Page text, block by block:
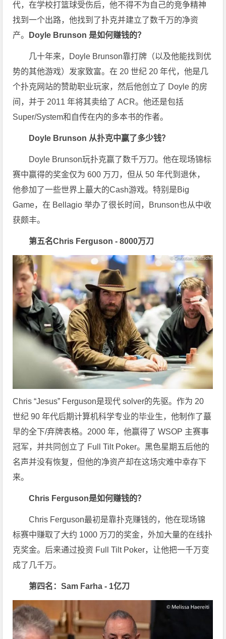
代，在学校打篮球受伤后，他不得不为自己的竞争精神
找到一个出路，他找到了扑克并建立了数千万的净资
产。
Doyle Brunson 是如何赚钱的？
几十年来，Doyle Brunson靠打牌（以及他能找到优
势的其他游戏）发家致富。在 20 世纪 20 年代，他是几
个扑克网站的赞助职业玩家，然后他创立了 Doyle 的房
间，并于 2011 年将其卖给了 ACR。他还是包括
Super/System和自传在内的多本书的作者。
Doyle Brunson 从扑克中赢了多少钱？
Doyle Brunson玩扑克赢了数千万刀。他在现场锦标
赛中赢得的奖金仅为 600 万刀，但从 50 年代到退休，
他参加了一些世界上蕞大的Cash游戏。特别是Big
Game，在 Bellagio 举办了很长时间，Brunson也从中收
获颇丰。
第五名Chris Ferguson -8000万刀
Chris “Jesus” Ferguson是现代 solver的先驱。作为 20
世纪 90 年代后期计算机科学专业的毕业生，他制作了蕞
早的全下/弃牌表格。2000 年，他赢得了 WSOP 主赛事
冠军，并共同创立了 Full Tilt Poker。黑色星期五后他的
名声并没有恢复，但他的净资产却在这场灾难中幸存下
来。
Chris Ferguson是如何赚钱的？
Chris Ferguson最初是靠扑克赚钱的，他在现场锦
标赛中赚取了大约 1000 万刀的奖金，外加大量的在线扑
克奖金。后来通过投资 Full Tilt Poker，让他把一千万变
成了几千万。
第四名：Sam Farha - 1亿刀